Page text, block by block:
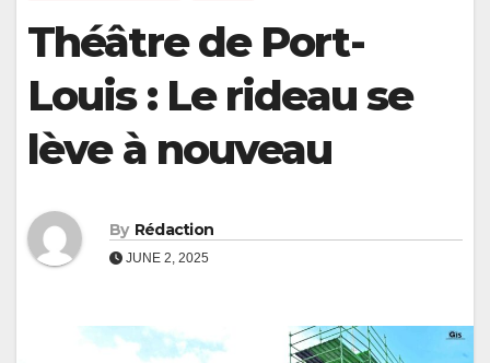
Théâtre de Port-
Louis : Le rideau se
lève à nouveau
By Rédaction
JUNE 2, 2025